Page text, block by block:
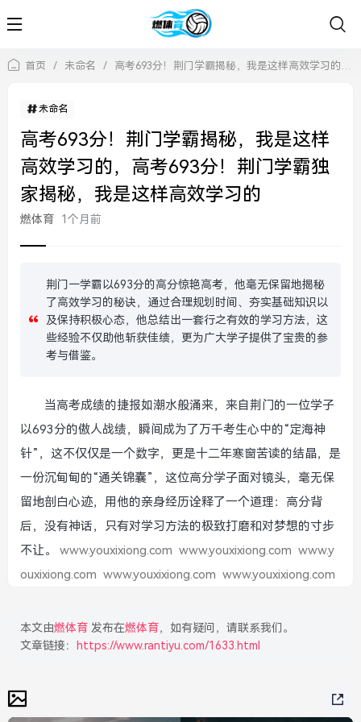
首页 / 未命名 / 高考693分！荆门学霸揭秘，我是这样高效学习的，高考693分！荆门学霸独家揭秘，我是这样高效学习的
未命名
高考693分！荆门学霸揭秘，我是这样
高效学习的，高考693分！荆门学霸独
家揭秘，我是这样高效学习的
燃体育 1个月前
荆门一学霸以693分的高分惊艳高考，他毫无保留地揭秘
了高效学习的秘诀，通过合理规划时间、夯实基础知识以
及保持积极心态，他总结出一套行之有效的学习方法，这
些经验不仅助他斩获佳绩，更为广大学子提供了宝贵的参
考与借鉴。
当高考成绩的捷报如潮水般涌来，来自荆门的一位学子
以693分的傲人战绩，瞬间成为了万千考生心中的“定海神
针”，这不仅仅是一个数字，更是十二年寒窗苦读的结晶，是
一份沉甸甸的“通关锦囊”，这位高分学子面对镜头，毫无保
留地剖白心迹，用他的亲身经历诠释了一个道理：高分背
后，没有神话，只有对学习方法的极致打磨和对梦想的寸步
不让。 www.youxixiong.com www.youxixiong.com www.y
ouxixiong.com www.youxixiong.com www.youxixiong.com
本文由燃体育 发布在燃体育，如有疑问，请联系我们。
文章链接：
https://www.rantiyu.com/1633.html